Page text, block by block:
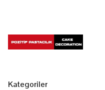
Kategoriler